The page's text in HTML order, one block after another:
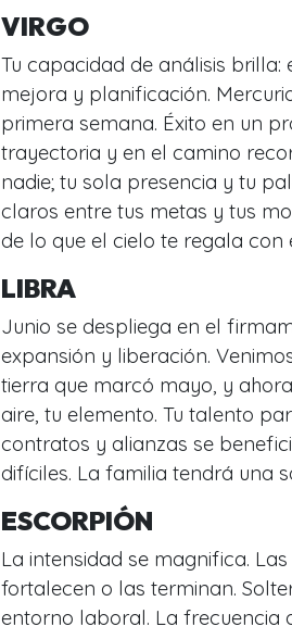
VIRGO
Tu capacidad de análisis
mejora y planificación.
primera semana. Éxito en un
trayectoria y en el camino
nadie; tu sola presencia y tu
claros entre tus metas y tus
de lo que el cielo te regala
LIBRA
Junio se despliega en el
expansión y liberación.
tierra que marcó mayo, y
aire, tu elemento. Tu talento
contratos y alianzas se
difíciles. La familia tendrá una
ESCORPIÓN
La intensidad se magnifica.
fortalecen o las terminan.
entorno laboral. La frecuencia